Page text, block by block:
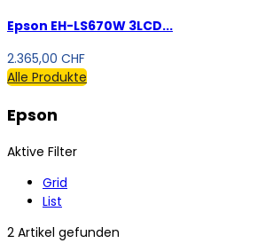
Epson EH-LS670W 3LCD...
2.365,00 CHF
Alle Produkte
Epson
Aktive Filter
Grid
List
2 Artikel gefunden